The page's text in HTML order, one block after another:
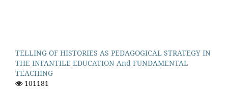
TELLING OF HISTORIES AS PEDAGOGICAL STRATEGY IN
THE INFANTILE EDUCATION And FUNDAMENTAL
TEACHING
101181